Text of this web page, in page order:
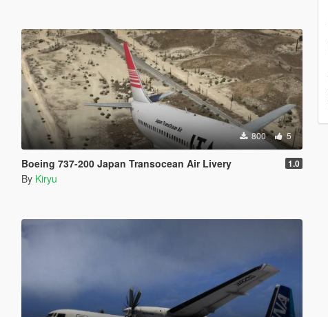
800 5
Boeing 737-200 Japan Transocean Air Livery 1.0
By Kiryu